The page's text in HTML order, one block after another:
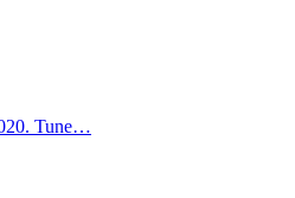
Tune…